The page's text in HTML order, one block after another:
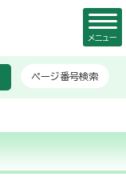
ページ番号検索
メニュー